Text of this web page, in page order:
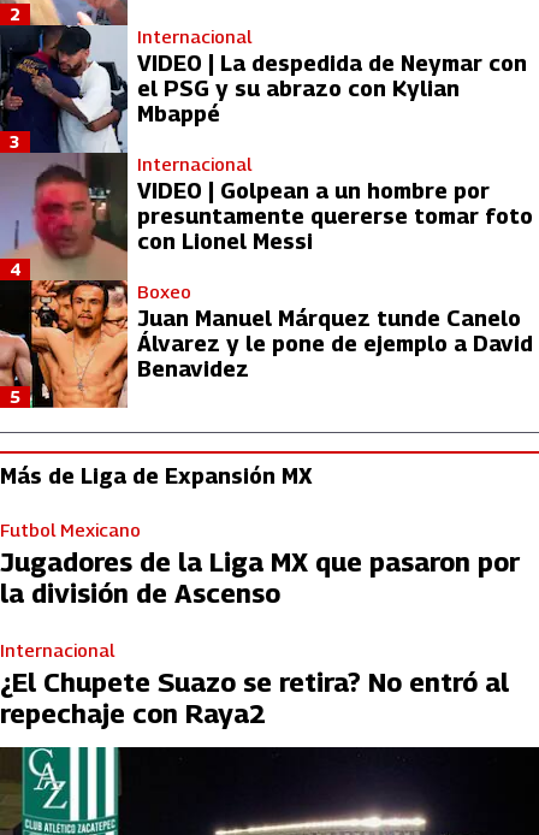
2
Internacional
VIDEO | La despedida de Neymar con
el PSG y su abrazo con Kylian
Mbappé
3
Internacional
VIDEO | Golpean a un hombre por
presuntamente quererse tomar foto
con Lionel Messi
4
Boxeo
Juan Manuel Márquez tunde Canelo
Álvarez y le pone de ejemplo a David
Benavidez
5
Más de Liga de Expansión MX
Futbol Mexicano
Jugadores de la Liga MX que pasaron por
la división de Ascenso
Internacional
¿El Chupete Suazo se retira? No entró al
repechaje con Raya2